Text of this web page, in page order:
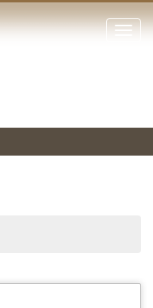
點
閉
站
停、
圖
圖
結